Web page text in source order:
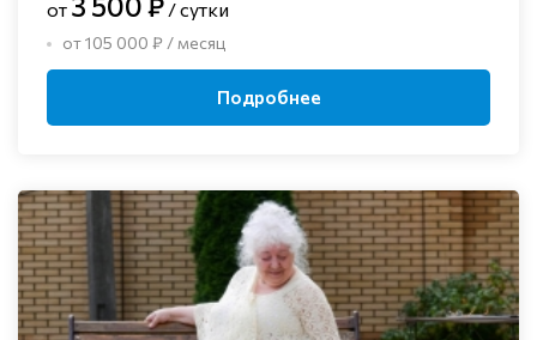
от / сутки
от 105 000 ₽ / месяц
Подробнее